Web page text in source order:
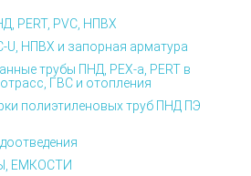
PERT, PVC, НПВХ
U, НПВХ и запорная арматура
трубы ПНД, PEX-а, PERT в
ГВС и отопления
полиэтиленовых труб ПНД ПЭ
ЕМКОСТИ